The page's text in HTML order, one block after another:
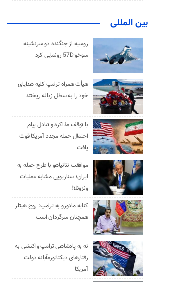
بین المللی
روسیه از جنگنده دو سرنشینه
سوخو-57D رونمایی کرد
هیأت همراه ترامپ کلیه هدایای
خود را به سطل زباله ریختند
با توقف مذاکره و تبادل پیام
احتمال حمله مجدد آمریکا قوت
یافت
موافقت نتانیاهو با طرح حمله به
ایران؛ سناریویی مشابه عملیات
ونزوئلا!
کنایه مادورو به ترامپ: روح هیتلر
همچنان سرگردان است
نه به پادشاهی ترامپ واکنشی به
رفتارهای دیکتاتورمآبانه دولت
آمریکا